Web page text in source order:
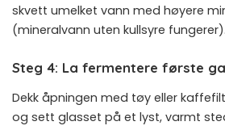
skvett umelket vann med høyere
(mineralvann uten kullsyre fungerer).
Steg 4: La fermentere første
Dekk åpningen med tøy eller
og sett glasset på et lyst, varmt